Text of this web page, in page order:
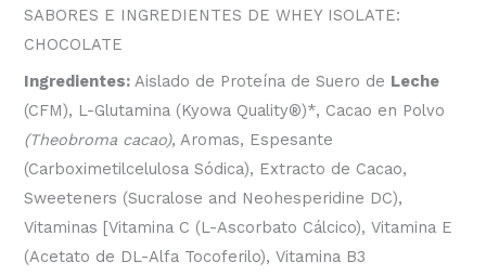
SABORES E INGREDIENTES DE WHEY ISOLATE:
CHOCOLATE
Ingredientes:Aislado de Proteína de Suero de Leche
(CFM), L-Glutamina (Kyowa Quality®)*, Cacao en Polvo
(Theobroma cacao), Aromas, Espesante
(Carboximetilcelulosa Sódica), Extracto de Cacao,
Sweeteners (Sucralose and Neohesperidine DC),
Vitaminas [Vitamina C (L-Ascorbato Cálcico), Vitamina E
(Acetato de DL-Alfa Tocoferilo), Vitamina B3